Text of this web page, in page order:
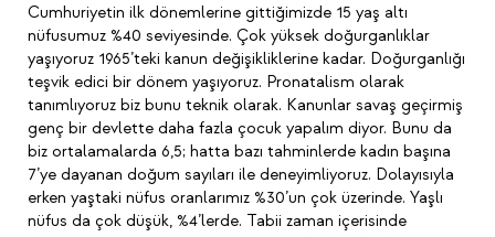
Cumhuriyetin ilk dönemlerine gittiğimizde 15 yaş altı
nüfusumuz %40 seviyesinde. Çok yüksek doğurganlıklar
yaşıyoruz 1965’teki kanun değişikliklerine kadar. Doğurganlığı
teşvik edici bir dönem yaşıyoruz. Pronatalism olarak
tanımlıyoruz biz bunu teknik olarak. Kanunlar savaş geçirmiş
genç bir devlette daha fazla çocuk yapalım diyor. Bunu da
biz ortalamalarda 6,5; hatta bazı tahminlerde kadın başına
7’ye dayanan doğum sayıları ile deneyimliyoruz. Dolayısıyla
erken yaştaki nüfus oranlarımız %30’un çok üzerinde. Yaşlı
nüfus da çok düşük, %4’lerde. Tabii zaman içerisinde